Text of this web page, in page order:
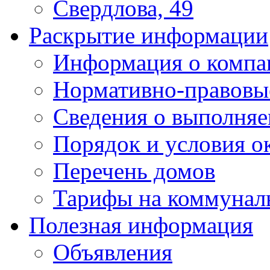
Свердлова, 49
Раскрытие информации
Информация о
Нормативно-
Сведения о
Порядок и условия
Перечень домов
Тарифы на
Полезная информация
Объявления